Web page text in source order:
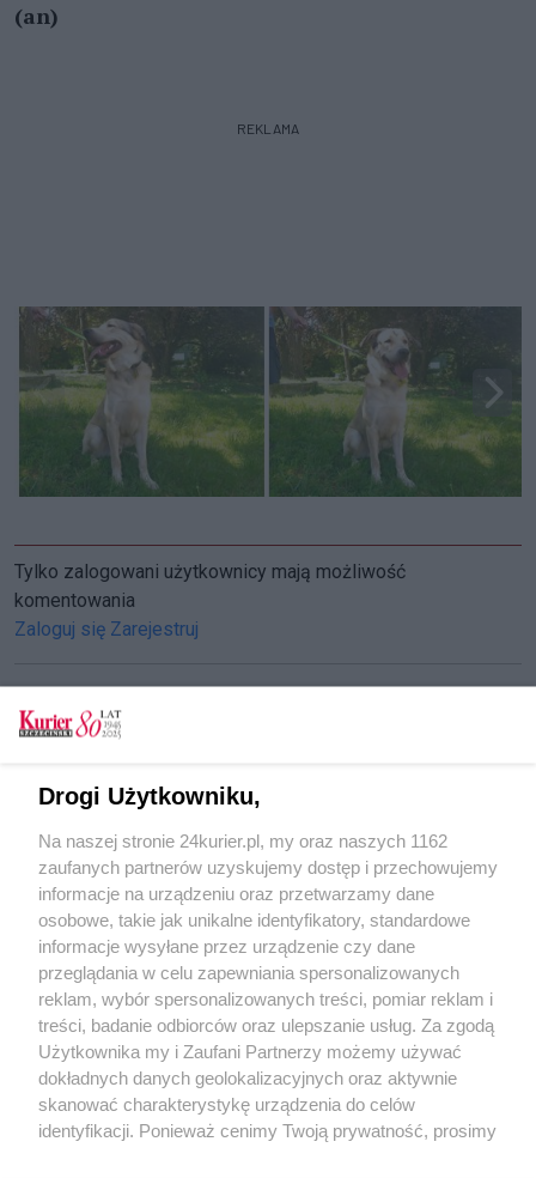
(an)
REKLAMA
Tylko zalogowani użytkownicy mają możliwość
komentowania
Zaloguj się Zarejestruj
Nie ma jak Sako
Weź mnie KURIEREM do domu. Nie ma jak Sako
Zapłakany biszkoptowy słodziak
POGODA
28℃
Zobacz prognozę na 3 dni
Drogi Użytkowniku,
Na naszej stronie 24kurier.pl, my oraz naszych 1162
zaufanych partnerów uzyskujemy dostęp i przechowujemy
informacje na urządzeniu oraz przetwarzamy dane
osobowe, takie jak unikalne identyfikatory, standardowe
informacje wysyłane przez urządzenie czy dane
przeglądania w celu zapewniania spersonalizowanych
reklam, wybór spersonalizowanych treści, pomiar reklam i
treści, badanie odbiorców oraz ulepszanie usług. Za zgodą
Użytkownika my i Zaufani Partnerzy możemy używać
dokładnych danych geolokalizacyjnych oraz aktywnie
skanować charakterystykę urządzenia do celów
identyfikacji. Ponieważ cenimy Twoją prywatność, prosimy